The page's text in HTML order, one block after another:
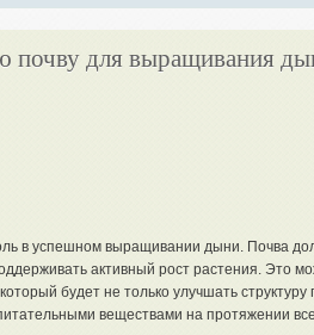
почву для выращивания
в успешном выращивании дыни. Почва
активный рост растения. Это
будет не только улучшать структуру
веществами на протяжении